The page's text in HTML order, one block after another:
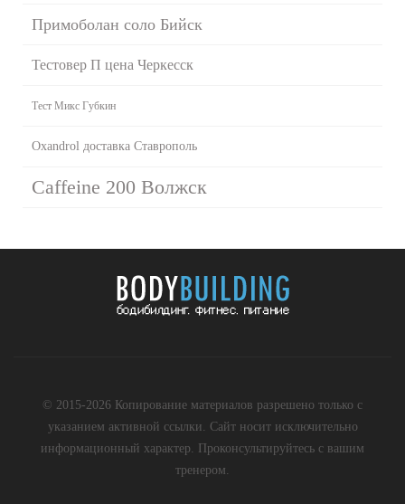
Примоболан соло Бийск
Тестовер П цена Черкесск
Тест Микс Губкин
Oxandrol доставка Ставрополь
Caffeine 200 Волжск
© 2015-2026 Копирование материалов разрешено только с
указанием активной ссылки. Сайт носит исключительно
информационный характер. Проконсультируйтесь с вашим
тренером.